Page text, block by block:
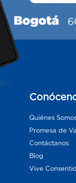
Quiénes
Promesa de
Contáctanos
Blog
Vive